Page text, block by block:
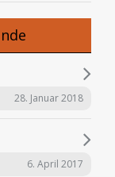
28. Januar 2018
6. April 2017